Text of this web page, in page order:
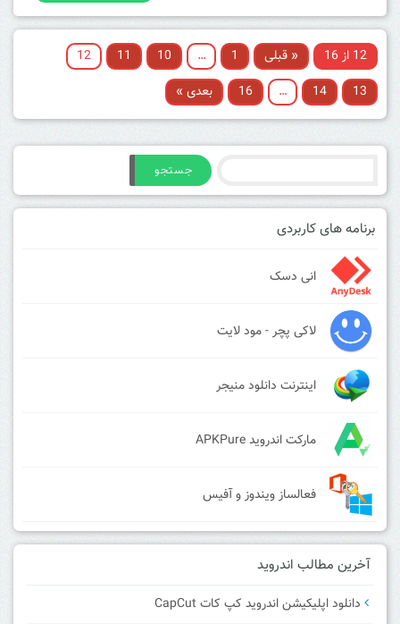
12 از 16 « قبلی 1
…
10
11
12
13
14
…
16 بعدی »
جستجو
برنامه های کاربردی
انی دسک
لاکی پچر - مود لایت
اینترنت دانلود منیجر
مارکت اندروید APKPure
فعالساز ویندوز و آفیس
آخرین مطالب اندروید
دانلود اپلیکیشن اندروید کپ کات CapCut